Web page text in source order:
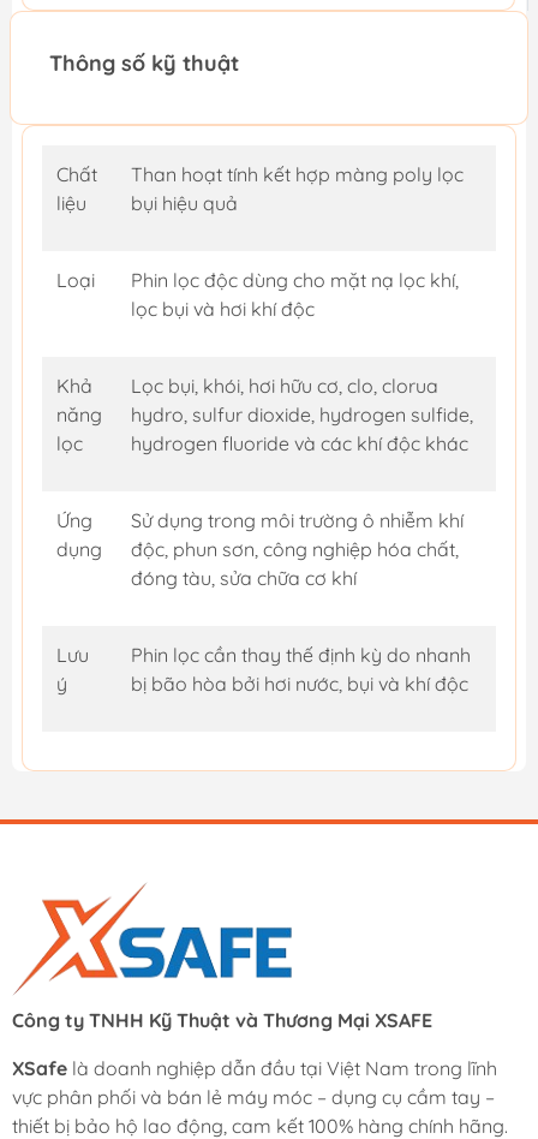
Thông số kỹ thuật
Chất
liệu
Than hoạt tính kết hợp màng poly lọc
bụi hiệu quả
Loại
Phin lọc độc dùng cho mặt nạ lọc khí,
lọc bụi và hơi khí độc
Khả
năng
lọc
Lọc bụi, khói, hơi hữu cơ, clo, clorua
hydro, sulfur dioxide, hydrogen sulfide,
hydrogen fluoride và các khí độc khác
Ứng
dụng
Sử dụng trong môi trường ô nhiễm khí
độc, phun sơn, công nghiệp hóa chất,
đóng tàu, sửa chữa cơ khí
Lưu
ý
Phin lọc cần thay thế định kỳ do nhanh
bị bão hòa bởi hơi nước, bụi và khí độc
Công ty TNHH Kỹ Thuật và Thương Mại XSAFE
XSafe là doanh nghiệp dẫn đầu tại Việt Nam trong lĩnh
vực phân phối và bán lẻ máy móc – dụng cụ cầm tay –
thiết bị bảo hộ lao động, cam kết 100% hàng chính hãng.